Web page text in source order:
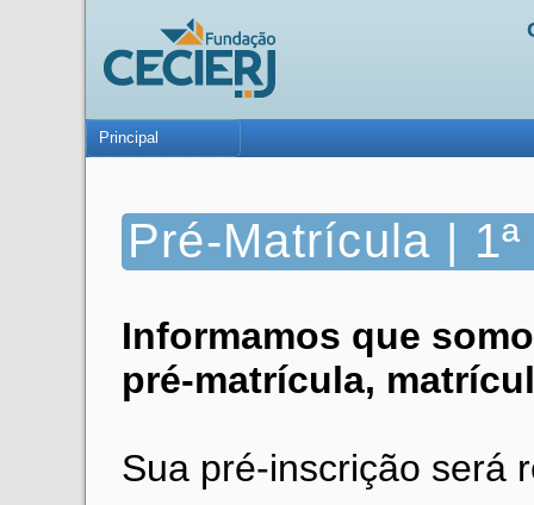
Principal
Pré-Matrícula |
Informamos que
pré-matrícula,
Sua pré-inscrição será